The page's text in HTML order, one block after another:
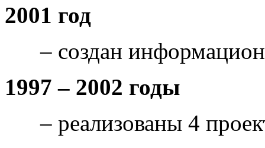
2001 год
– создан
1997 – 2002 годы
– реализованы 4